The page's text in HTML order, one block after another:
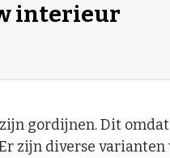
interieur
gordijnen. Dit
zijn diverse varianten